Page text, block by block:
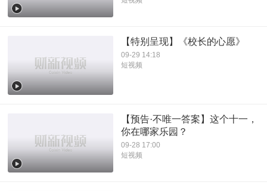
【特别呈现】《校长的心愿》
09-29 14:18
短视频
【预告·不唯一答案】这个十一，
你在哪家乐园？
09-28 17:00
短视频